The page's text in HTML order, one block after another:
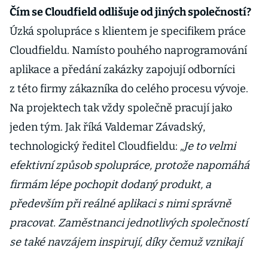
Čím se Cloudfield odlišuje od jiných společností?
Úzká spolupráce s klientem je specifikem práce
Cloudfieldu. Namísto pouhého naprogramování
aplikace a předání zakázky zapojují odborníci
z této firmy zákazníka do celého procesu vývoje.
Na projektech tak vždy společně pracují jako
jeden tým. Jak říká Valdemar Závadský,
technologický ředitel Cloudfieldu: „Je to velmi
efektivní způsob spolupráce, protože napomáhá
firmám lépe pochopit dodaný produkt, a
především při reálné aplikaci s nimi správně
pracovat. Zaměstnanci jednotlivých společností
se také navzájem inspirují, díky čemuž vznikají